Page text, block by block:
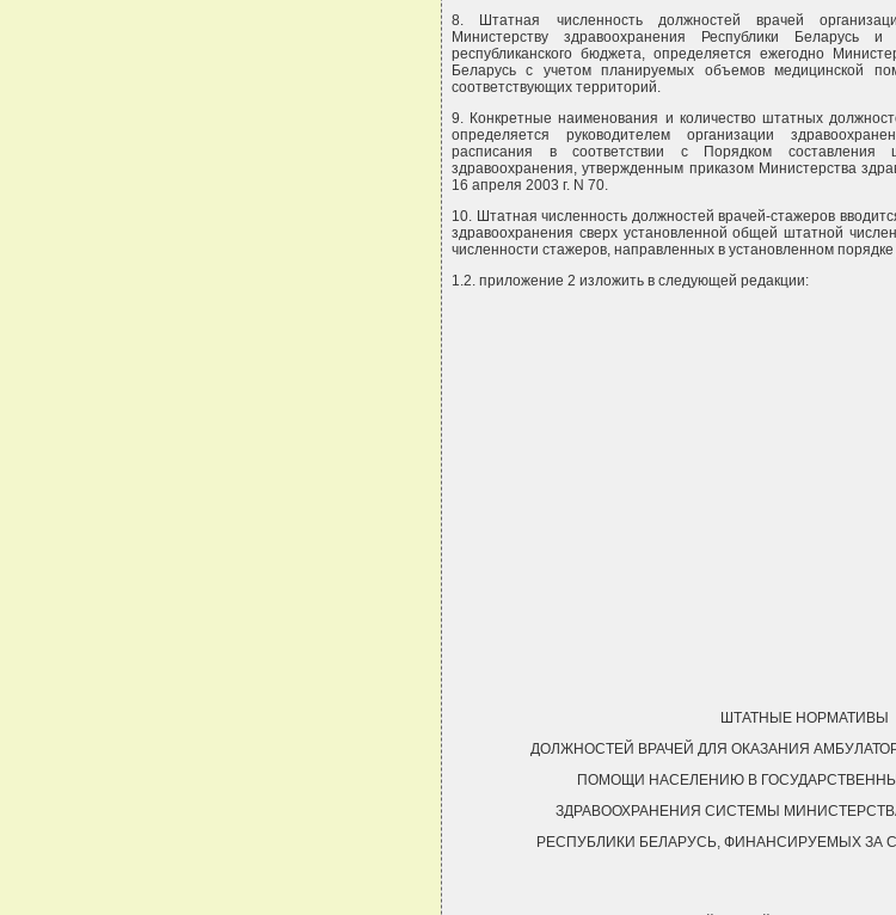
8. Штатная численность должностей врачей
Министерству здравоохранения Республики Беларусь
республиканского бюджета, определяется ежегодно
Беларусь с учетом планируемых объемов медицинской
соответствующих территорий.
9. Конкретные наименования и количество штатных
определяется руководителем организации
расписания в соответствии с Порядком составления
здравоохранения, утвержденным приказом Министерства
16 апреля 2003 г. N 70.
10. Штатная численность должностей врачей-стажеров
здравоохранения сверх установленной общей штатной
численности стажеров, направленных в установленном
1.2. приложение 2 изложить в следующей редакции:
ШТАТНЫЕ НОРМАТИВЫ
ДОЛЖНОСТЕЙ ВРАЧЕЙ ДЛЯ ОКАЗАНИЯ
ПОМОЩИ НАСЕЛЕНИЮ В
ЗДРАВООХРАНЕНИЯ СИСТЕМЫ
РЕСПУБЛИКИ БЕЛАРУСЬ, ФИНАНСИРУЕМЫХ ЗА